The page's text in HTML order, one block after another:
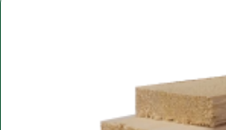
Уточните вопросы у нашего